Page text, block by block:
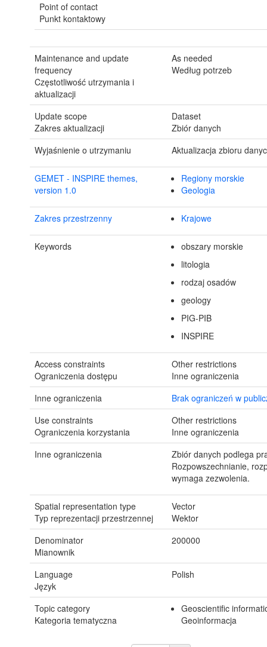
Point of contact
Punkt kontaktowy
Maintenance and update
frequency
Częstotliwość utrzymania i
aktualizacji
As needed
Według potrzeb
Update scope
Zakres aktualizacji
Dataset
Zbiór danych
Wyjaśnienie o utrzymaniu
Aktualizacja zbioru
GEMET - INSPIRE themes,
version 1.0
Regiony morskie
Geologia
Zakres przestrzenny Krajowe
Keywords
obszary morskie
litologia
rodzaj osadów
geology
PIG-PIB
INSPIRE
Access constraints
Ograniczenia dostępu
Other restrictions
Inne ograniczenia
Inne ograniczenia
Brak ograniczeń w
Use constraints
Ograniczenia korzystania
Other restrictions
Inne ograniczenia
Inne ograniczenia
Zbiór danych podlega
Rozpowszechnianie,
wymaga zezwolenia.
Spatial representation type
Typ reprezentacji przestrzennej
Vector
Wektor
Denominator
Mianownik
200000
Language
Język
Polish
Topic category
Kategoria tematyczna
Geoscientific
Geoinformacja